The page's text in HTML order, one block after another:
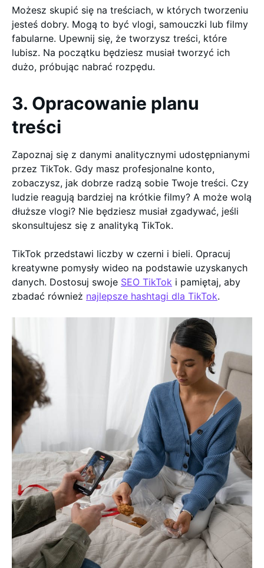
Możesz skupić się na treściach, w których tworzeniu
jesteś dobry. Mogą to być vlogi, samouczki lub filmy
fabularne. Upewnij się, że tworzysz treści, które
lubisz. Na początku będziesz musiał tworzyć ich
dużo, próbując nabrać rozpędu.
3. Opracowanie planu
treści
Zapoznaj się z danymi analitycznymi udostępnianymi
przez TikTok. Gdy masz profesjonalne konto,
zobaczysz, jak dobrze radzą sobie Twoje treści. Czy
ludzie reagują bardziej na krótkie filmy? A może wolą
dłuższe vlogi? Nie będziesz musiał zgadywać, jeśli
skonsultujesz się z analityką TikTok.
TikTok przedstawi liczby w czerni i bieli. Opracuj
kreatywne pomysły wideo na podstawie uzyskanych
danych. Dostosuj swoje SEO TikTok i pamiętaj, aby
zbadać również najlepsze hashtagi dla TikTok.